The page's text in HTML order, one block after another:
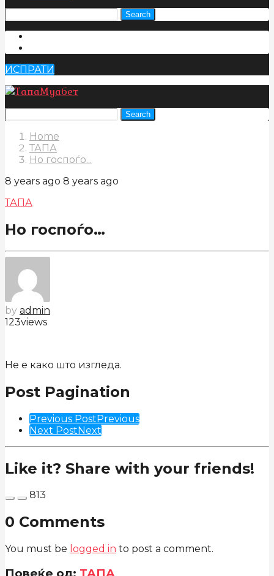
Search
ИСПРАТИ
Search
Home
ТАПА
Но госпоѓо...
8 years ago 8 years ago
ТАПА
Но госпоѓо…
by admin
123views
Не е како што изгледа.
Post Pagination
Previous PostPrevious
Next PostNext
Like it? Share with your friends!
813
0 Comments
You must be logged in to post a comment.